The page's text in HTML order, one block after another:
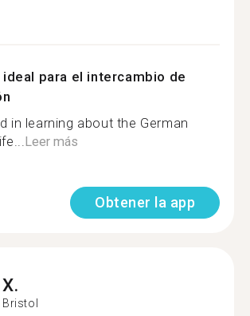
ideal para el intercambio de
in learning about the German
Leer más
Obtener la app
X.
Bristol